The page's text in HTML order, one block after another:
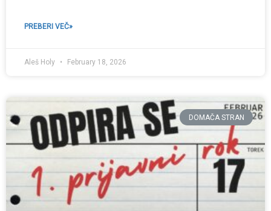
PREBERI VEČ»
Aleš Holy February 18, 2026
DOMAČA STRAN